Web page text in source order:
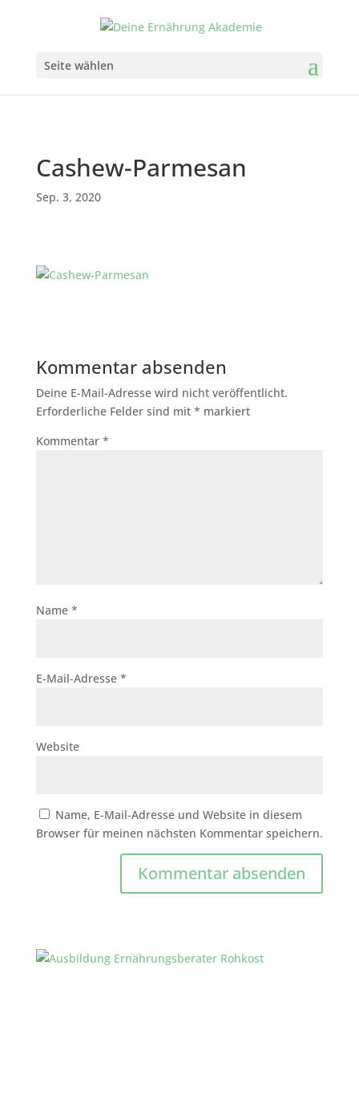
Seite wählen
Cashew-Parmesan
Sep. 3, 2020
Kommentar absenden
Deine E-Mail-Adresse wird nicht veröffentlicht.
Erforderliche Felder sind mit * markiert
Kommentar *
Name *
E-Mail-Adresse *
Website
Name, E-Mail-Adresse und Website in diesem
Browser für meinen nächsten Kommentar speichern.